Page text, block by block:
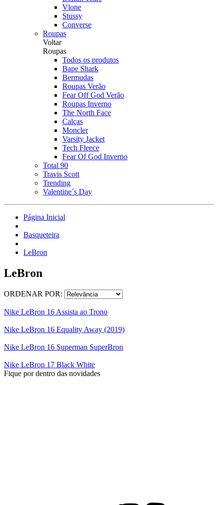
Vlone
Stussy
Converse
Roupas
Voltar
Roupas
Todos os produtos
Bape Shark
Bermudas
Roupas Verão
Fear Off God Verão
Roupas Inverno
The North Face
Calças
Moncler
Varsity Jacket
Tech Fleece
Fear Of God Inverno
Total 90
Travis Scott
Trending
Valentine´s Day
Página Inicial
Basqueteira
LeBron
LeBron
ORDENAR POR:
Nike LeBron 16 Assista ao Trono
Nike LeBron 16 Equality Away (2019)
Nike LeBron 16 Superman SuperBron
Nike LeBron 17 Black White
Fique por dentro das novidades